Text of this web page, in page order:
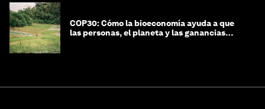
COP30: Cómo la bioeconomía ayuda a que
las personas, el planeta y las ganancias